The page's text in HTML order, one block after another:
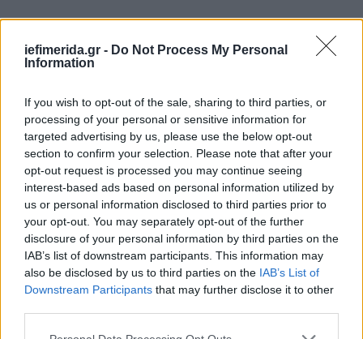
iefimerida.gr - Do Not Process My Personal
Information
If you wish to opt-out of the sale, sharing to third parties, or
processing of your personal or sensitive information for
targeted advertising by us, please use the below opt-out
section to confirm your selection. Please note that after your
opt-out request is processed you may continue seeing
interest-based ads based on personal information utilized by
us or personal information disclosed to third parties prior to
your opt-out. You may separately opt-out of the further
disclosure of your personal information by third parties on the
IAB’s list of downstream participants. This information may
also be disclosed by us to third parties on the IAB’s List of
Downstream Participants that may further disclose it to other
Please note that this website/app uses one or more Google
Μέχρι τώρα, ωστόσο, η οικονομία της Γροιλανδίας
εξαρτάται κυρίως από τα έσοδα από την αλιεία και
τις ετήσεις επιδοτήσεις από τη Δανία που
της. Συνολικά η Δανία δαπανά κάθε χρόνο ένα ποσό
λίγο κάτω του ενός δισ. δολάριων για τη
Γροιλανδία, ή περίπου 17.500 δολάρια για κάθε
κάτοικο του νησιού.